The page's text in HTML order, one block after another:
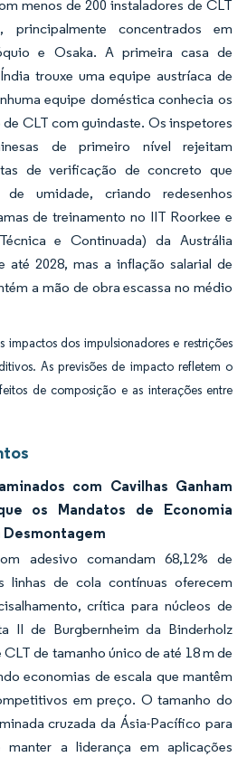
menos de 200 instaladores de CLT
principalmente concentrados em
e Osaka. A primeira casa de
trouxe uma equipe austríaca de
equipe doméstica conhecia os
CLT com guindaste. Os inspetores
de primeiro nível rejeitam
de verificação de concreto que
umidade, criando redesenhos
de treinamento no IIT Roorkee e
e Continuada) da Austrália
até 2028, mas a inflação salarial de
a mão de obra escassa no médio
impactos dos impulsionadores e restrições
As previsões de impacto refletem o
de composição e as interações entre
com Cavilhas Ganham
os Mandatos de Economia
Desmontagem
adesivo comandam 68,12% de
linhas de cola contínuas oferecem
crítica para núcleos de
II de Burgbernheim da Binderholz
de tamanho único de até 18 m de
economias de escala que mantêm
em preço. O tamanho do
cruzada da Ásia-Pacífico para
manter a liderança em aplicações